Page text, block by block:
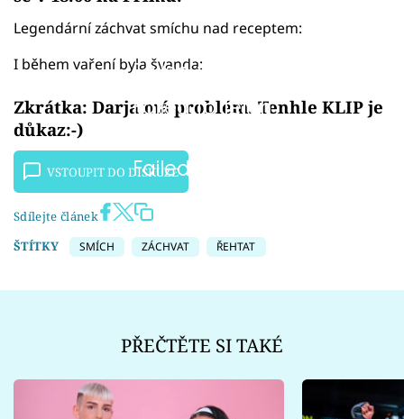
Legendární záchvat smíchu nad receptem:
Failed to fetch
I během vaření byla švanda:
Failed to fetch
Zkrátka: Darja má problém. Tenhle KLIP je
důkaz:-)
Failed to fetch
VSTOUPIT DO DISKUZE
Sdílejte článek
ŠTÍTKY
SMÍCH ZÁCHVAT ŘEHTAT
PŘEČTĚTE SI TAKÉ